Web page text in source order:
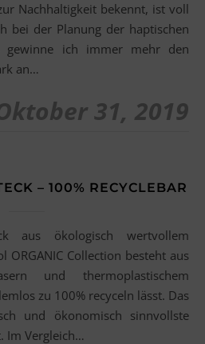
Nachhaltigkeit bekennt, ist voll
bei der Planung der haptischen
gewinne ich immer mehr den
an…
31, 2019
– 100% RECYCLEBAR
ORGANIC Collection besteht aus
und thermoplastischem
zu 100% recyceln lässt. Das
und ökonomisch sinnvollste
Im Vergleich…